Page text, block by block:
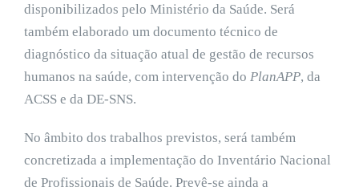
disponibilizados pelo Ministério da Saúde. Será
também elaborado um documento técnico de
diagnóstico da situação atual de gestão de recursos
humanos na saúde, com intervenção do PlanAPP, da
ACSS e da DE-SNS.
No âmbito dos trabalhos previstos, será também
concretizada a implementação do Inventário Nacional
de Profissionais de Saúde. Prevê-se ainda a